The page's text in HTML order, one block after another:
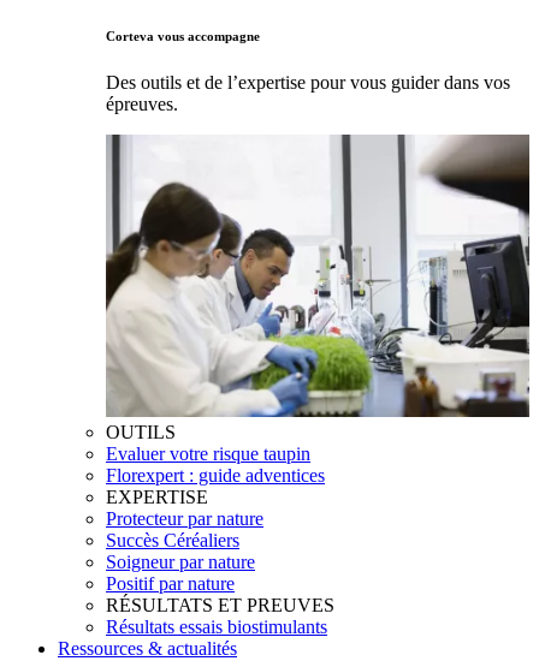
Corteva vous accompagne
Des outils et de l’expertise pour vous guider dans vos
épreuves.
OUTILS
Evaluer votre risque taupin
Florexpert : guide adventices
EXPERTISE
Protecteur par nature
Succès Céréaliers
Soigneur par nature
Positif par nature
RÉSULTATS ET PREUVES
Résultats essais biostimulants
Ressources & actualités